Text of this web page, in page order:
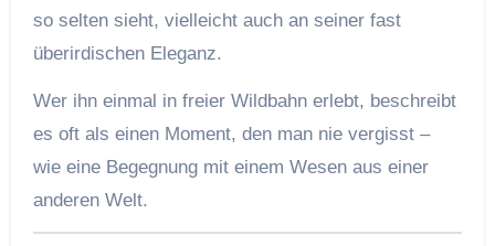
so selten sieht, vielleicht auch an seiner fast
überirdischen Eleganz.
Wer ihn einmal in freier Wildbahn erlebt, beschreibt
es oft als einen Moment, den man nie vergisst –
wie eine Begegnung mit einem Wesen aus einer
anderen Welt.